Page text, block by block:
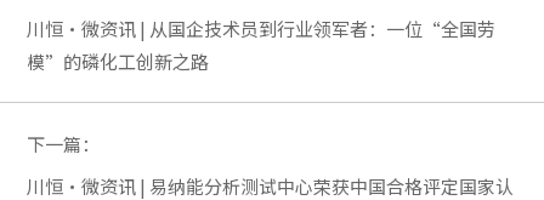
川恒·微资讯 | 从国企技术员到行业领军者：一位“全国劳
模”的磷化工创新之路
下一篇：
川恒·微资讯 | 易纳能分析测试中心荣获中国合格评定国家认